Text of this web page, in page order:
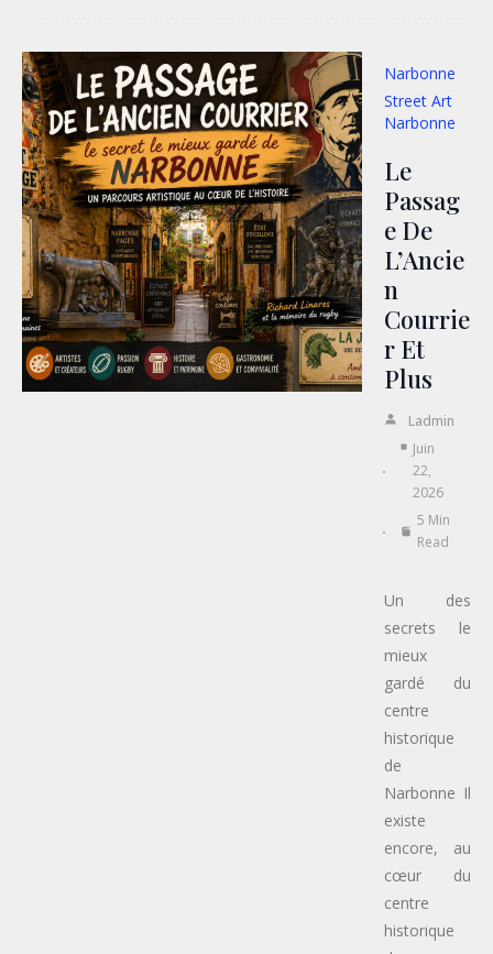
Narbonne
Street Art
Narbonne
Le
Passag
E De
L’Ancie
N
Courrie
R Et
Plus
Ladmin
Juin
22,
2026
5 Min
Read
Un des
secrets le
mieux
gardé du
centre
historique
de
Narbonne Il
existe
encore, au
cœur du
centre
historique